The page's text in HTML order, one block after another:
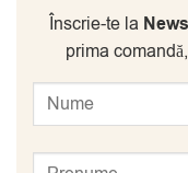
Înscrie-te la
prima